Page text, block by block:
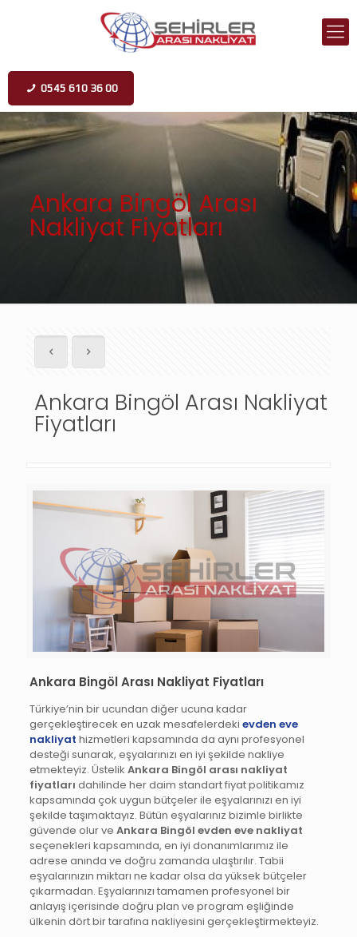
0545 610 36 00
Ankara Bingöl Arası
Nakliyat Fiyatları
Ankara Bingöl Arası Nakliyat
Fiyatları
Ankara Bingöl Arası Nakliyat Fiyatları
Türkiye’nin bir ucundan diğer ucuna kadar
gerçekleştirecek en uzak mesafelerdeki evden eve
nakliyat hizmetleri kapsamında da aynı profesyonel
desteği sunarak, eşyalarınızı en iyi şekilde nakliye
etmekteyiz. Üstelik Ankara Bingöl arası nakliyat
fiyatları dahilinde her daim standart fiyat politikamız
kapsamında çok uygun bütçeler ile eşyalarınızı en iyi
şekilde taşımaktayız. Bütün eşyalarınız bizimle birlikte
güvende olur ve Ankara Bingöl evden eve nakliyat
seçenekleri kapsamında, en iyi donanımlarımız ile
adrese anında ve doğru zamanda ulaştırılır. Tabii
eşyalarınızın miktarı ne kadar olsa da yüksek bütçeler
çıkarmadan. Eşyalarınızı tamamen profesyonel bir
anlayış içerisinde doğru plan ve program eşliğinde
ülkenin dört bir tarafına nakliyesini gerçekleştirmekteyiz.